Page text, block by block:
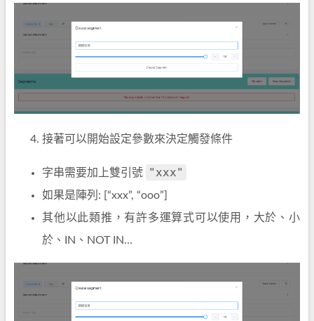
接著可以開始設定參數來決定觸發條件
字串需要加上雙引號 "xxx"
如果是陣列: [“xxx”, “ooo”]
其他以此類推，有許多運算式可以使用，大於、小
於、IN、NOT IN…